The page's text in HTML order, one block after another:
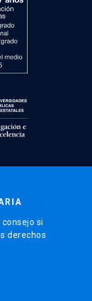
si
derechos